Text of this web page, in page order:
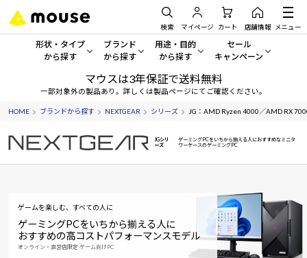
検索 マイページ カート 店舗情報 メニュー
形状・タイプ
から探す
形状・タイプから探す をすべてみる
デスクトップPC
ノートPC
ワークステーション
ブランド
から探す
mouse
G TUNE
NEXTGEAR
iiyama
用途・目的
から探す
一般向けパソコン
ゲーミングPC・ゲーム向けパソコン
クリエイティブ向け
学習向けパソコン
スペック/パーツ別
セール
キャンペーン
セール・キャンペー
期間限定セール
おすすめ目玉パソコン
今イチオシのパソコンをピ
Windows 11 | Copilot+ PC
マウスは3年保証で送料無料
一部対象外の製品あり。詳しくは製品ページにてご確認ください。
HOME ブランドから探す NEXTGEAR シリーズ JG：AMD Ryzen 4000／AMD RX
JGシリ
ーズ
ゲーミングPCをいちから揃える人におすすめなミニタ
ワーケースのゲーミングPC
ゲームを楽しむ、すべての人に
ゲーミングPCをいちから揃える人に
おすすめの高コストパフォーマンスモデル
オンライン・直営店限定 ゲーム向けPC